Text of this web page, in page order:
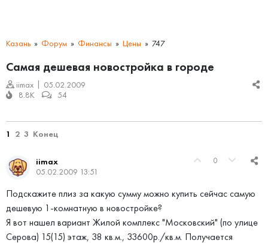
Казань Форум Финансы Цены 747
Самая дешевая новостройка в городе
iimax
05.02.2009
8.8K
54
1 2 3 Конец
0
iimax
05.02.2009 13:51
Подскажите плиз за какую сумму можно купить сейчас самую
дешевую 1-комнатную в новостройке?
Я вот нашел вариант Жилой комплекс "Московский" (по улице
Серова) 15(15) этаж, 38 кв.м., 33600р./кв.м. Получается